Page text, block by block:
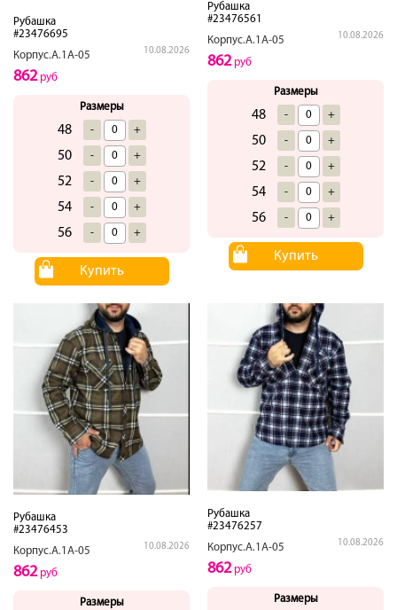
Рубашка
#23476695
Корпус.А.1А-05
10.08.2026
862руб
Размеры
48 - +
50 - +
52 - +
54 - +
56 - +
Купить
Рубашка
#23476561
Корпус.А.1А-05
10.08.2026
862руб
Размеры
48 - +
50 - +
52 - +
54 - +
56 - +
Купить
Рубашка
#23476453
Корпус.А.1А-05
10.08.2026
862руб
Размеры
Рубашка
#23476257
Корпус.А.1А-05
10.08.2026
862руб
Размеры